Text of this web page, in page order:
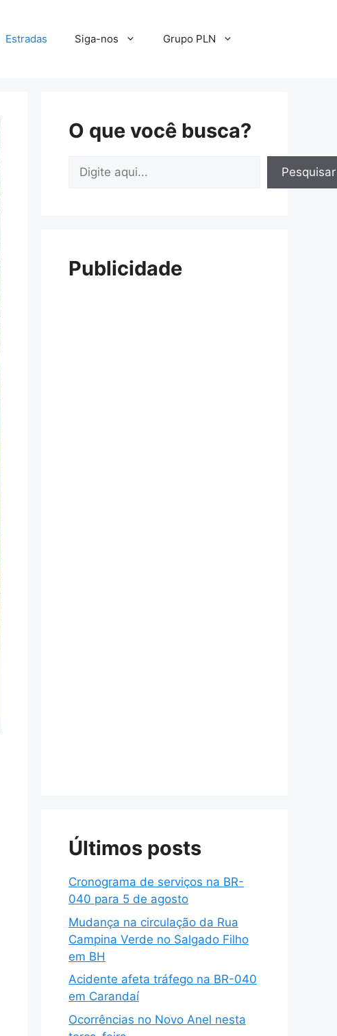
Estradas Siga-nos Grupo PLN
O que você busca?
Pesquisar
Pesquisar
Publicidade
Últimos posts
Cronograma de serviços na BR-
040 para 5 de agosto
Mudança na circulação da Rua
Campina Verde no Salgado Filho
em BH
Acidente afeta tráfego na BR-040
em Carandaí
Ocorrências no Novo Anel nesta